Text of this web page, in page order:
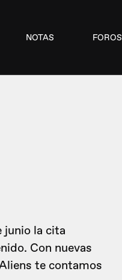
NOTAS FOROS
junio la cita
Con nuevas
te contamos